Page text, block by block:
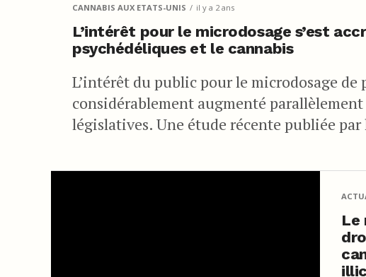
CANNABIS AUX ETATS-UNIS il y a 2 ans
L’intérêt pour le microdosage s’est
psychédéliques et le cannabis
L’intérêt du public pour le microdosage de
considérablement augmenté
législatives. Une étude récente publiée par
Le